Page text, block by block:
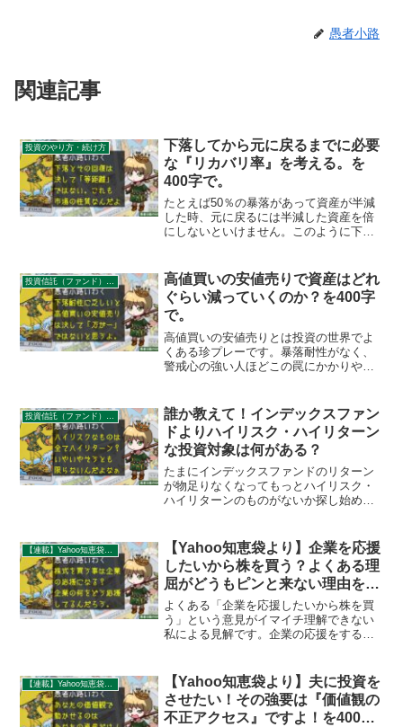
愚者小路
関連記事
投資のやり方・続け方
下落してから元に戻るまでに必要
な『リカバリ率』を考える。を
400字で。
たとえば50％の暴落があって資産が半減
した時、元に戻るには半減した資産を倍
にしないといけません。このように下落
体の場合ゆるやかなものです。くれぐれ
もしびれを切らしてしまわぬよう。
投資信託（ファンド）のリスク
高値買いの安値売りで資産はどれ
ぐらい減っていくのか？を400字
で。
高値買いの安値売りとは投資の世界でよ
くある珍プレーです。暴落耐性がなく、
警戒心の強い人ほどこの罠にかかりやす
れ高値買いの安値売りをやらかすと資産
はおよそ8割弱減少してしまいます。
誰か教えて！インデックスファン
ドよりハイリスク・ハイリターン
な投資対象は何がある？
たまにインデックスファンドのリターン
が物足りなくなってもっとハイリスク・
ハイリターンのものがないか探し始める
そのリスクがリターンの源泉となり得な
い場合も多いので安易なハイリスク志向
はほどほどに。
【連載】Yahoo知恵袋：秀逸質問＆回答録
【Yahoo知恵袋より】企業を応援
したいから株を買う？よくある理
屈がどうもピンと来ない理由を
400字で。
よくある「企業を応援したいから株を買
う」という意見がイマイチ理解できない
私による見解です。企業の応援をするな
当なように思えます。企業の仕事は「株
を売る事」ではないのだから。
【連載】Yahoo知恵袋：秀逸質問＆回答録
【Yahoo知恵袋より】夫に投資を
させたい！その強要は『価値観の
不正アクセス』ですよ！を400字